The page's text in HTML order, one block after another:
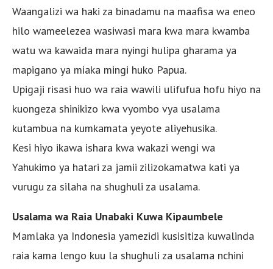
Waangalizi wa haki za binadamu na maafisa wa eneo
hilo wameelezea wasiwasi mara kwa mara kwamba
watu wa kawaida mara nyingi hulipa gharama ya
mapigano ya miaka mingi huko Papua.
Upigaji risasi huo wa raia wawili ulifufua hofu hiyo na
kuongeza shinikizo kwa vyombo vya usalama
kutambua na kumkamata yeyote aliyehusika.
Kesi hiyo ikawa ishara kwa wakazi wengi wa
Yahukimo ya hatari za jamii zilizokamatwa kati ya
vurugu za silaha na shughuli za usalama.
Usalama wa Raia Unabaki Kuwa Kipaumbele
Mamlaka ya Indonesia yamezidi kusisitiza kuwalinda
raia kama lengo kuu la shughuli za usalama nchini